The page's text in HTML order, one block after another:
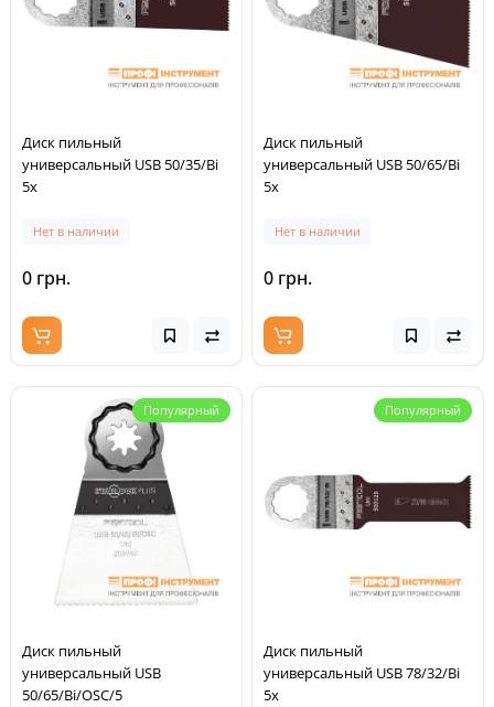
Диск пильный
универсальный USB 50/35/Bi
5x
Нет в наличии
0 грн.
Диск пильный
универсальный USB 50/65/Bi
5x
Нет в наличии
0 грн.
Популярный
Диск пильный
универсальный USB
50/65/Bi/OSC/5
Популярный
Диск пильный
универсальный USB 78/32/Bi
5x